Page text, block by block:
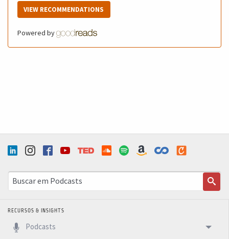
VIEW RECOMMENDATIONS
Powered by
RECURSOS & INSIGHTS
Podcasts